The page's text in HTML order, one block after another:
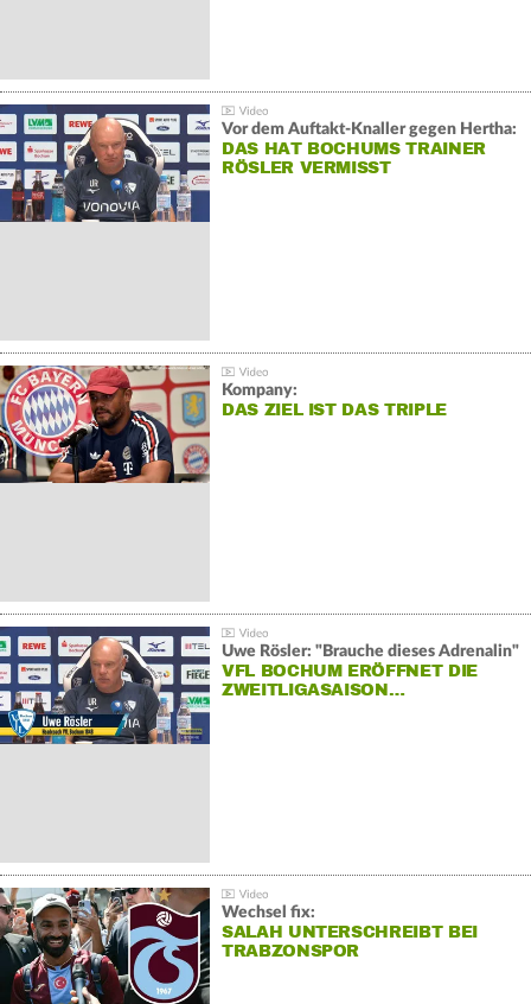
Vor dem Auftakt-Knaller gegen Hertha:
DAS HAT BOCHUMS TRAINER
RÖSLER VERMISST
Kompany:
DAS ZIEL IST DAS TRIPLE
Uwe Rösler: "Brauche dieses Adrenalin"
VFL BOCHUM ERÖFFNET DIE
ZWEITLIGASAISON…
Wechsel fix:
SALAH UNTERSCHREIBT BEI
TRABZONSPOR